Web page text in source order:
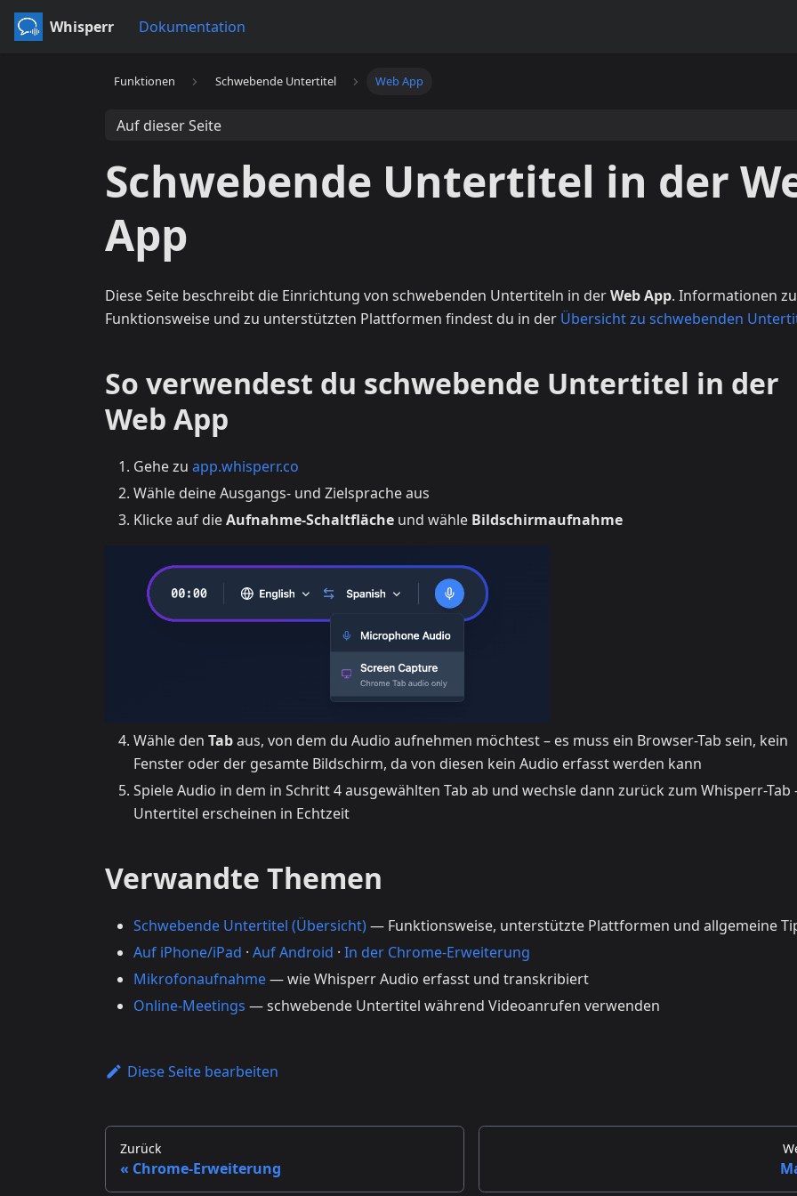
Whisperr Dokumentation
Funktionen Schwebende Untertitel Web App
Auf dieser Seite
Schwebende Untertitel in der
App
Diese Seite beschreibt die Einrichtung von schwebenden Untertiteln in derWeb App. Informationen
Funktionsweise und zu unterstützten Plattformen findest du in der Übersicht zu schwebenden
So verwendest du schwebende Untertitel in der
Web App
Gehe zu app.whisperr.co
Wähle deine Ausgangs- und Zielsprache aus
Klicke auf dieAufnahme-Schaltfläche und wähle Bildschirmaufnahme
Wähle den Tabaus, von dem du Audio aufnehmen möchtest – es muss ein Browser-Tab sein, kein
Fenster oder der gesamte Bildschirm, da von diesen kein Audio erfasst werden kann
Spiele Audio in dem in Schritt 4 ausgewählten Tab ab und wechsle dann zurück zum Whisperr-Tab
Untertitel erscheinen in Echtzeit
Verwandte Themen
Schwebende Untertitel (Übersicht)— Funktionsweise, unterstützte Plattformen und allgemeine
Auf iPhone/iPad · Auf Android · In der Chrome-Erweiterung
Mikrofonaufnahme— wie Whisperr Audio erfasst und transkribiert
Online-Meetings — schwebende Untertitel während Videoanrufen verwenden
Diese Seite bearbeiten
Zurück
Chrome-Erweiterung